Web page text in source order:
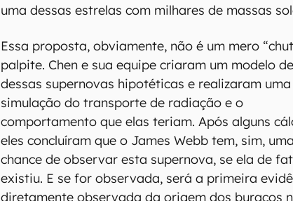
uma dessas estrelas com milhares de massas
Essa proposta, obviamente, não é um mero
palpite. Chen e sua equipe criaram um modelo
dessas supernovas hipotéticas e realizaram uma
simulação do transporte de radiação e o
comportamento que elas teriam. Após alguns
eles concluíram que o James Webb tem, sim, uma
chance de observar esta supernova, se ela de
existiu. E se for observada, será a primeira
diretamente observada da origem dos buracos